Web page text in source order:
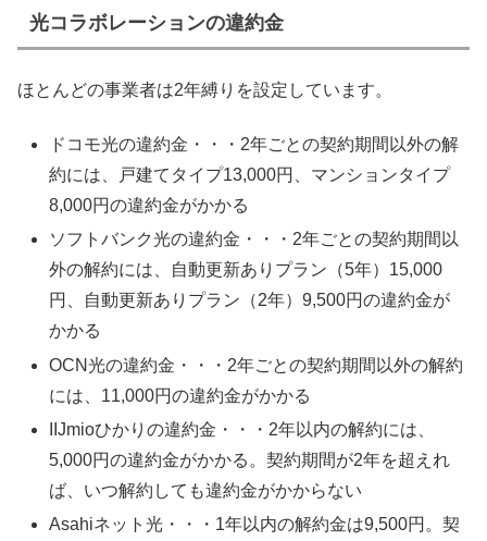
光コラボレーションの違約金
ほとんどの事業者は2年縛りを設定しています。
ドコモ光の違約金・・・2年ごとの契約期間以外の解
約には、戸建てタイプ13,000円、マンションタイプ
8,000円の違約金がかかる
ソフトバンク光の違約金・・・2年ごとの契約期間以
外の解約には、自動更新ありプラン（5年）15,000
円、自動更新ありプラン（2年）9,500円の違約金が
かかる
OCN光の違約金・・・2年ごとの契約期間以外の解約
には、11,000円の違約金がかかる
IIJmioひかりの違約金・・・2年以内の解約には、
5,000円の違約金がかかる。契約期間が2年を超えれ
ば、いつ解約しても違約金がかからない
Asahiネット光・・・1年以内の解約金は9,500円。契